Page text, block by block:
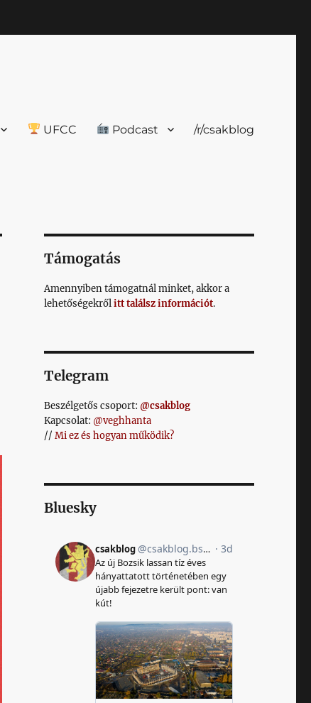
UFCC Podcast /r/csakblog
Támogatás
Amennyiben támogatnál minket, akkor a
lehetőségekrőlitt találsz információt.
Telegram
Beszélgetős csoport: @csakblog
Kapcsolat: @veghhanta
// Mi ez és hogyan működik?
Bluesky